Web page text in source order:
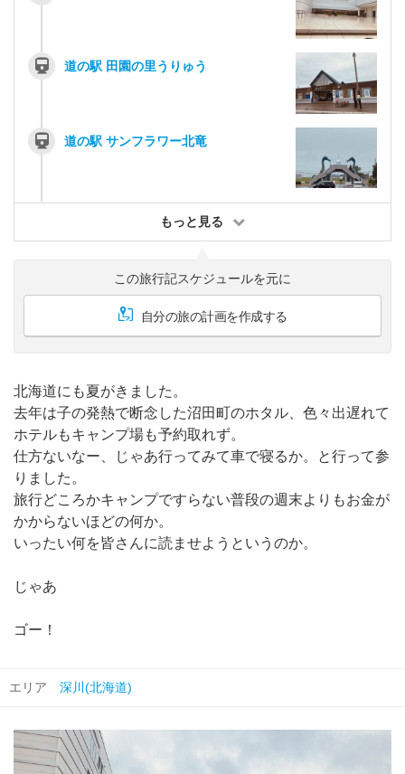
道の駅 田園の里うりゅう
道の駅 サンフラワー北竜
もっと見る
この旅行記スケジュールを元に
自分の旅の計画を作成する
北海道にも夏がきました。
去年は子の発熱で断念した沼田町のホタル、色々出遅れて
ホテルもキャンプ場も予約取れず。
仕方ないなー、じゃあ行ってみて車で寝るか。と行って参
りました。
旅行どころかキャンプですらない普段の週末よりもお金が
かからないほどの何か。
いったい何を皆さんに読ませようというのか。
じゃあ
ゴー！
エリア 深川(北海道)